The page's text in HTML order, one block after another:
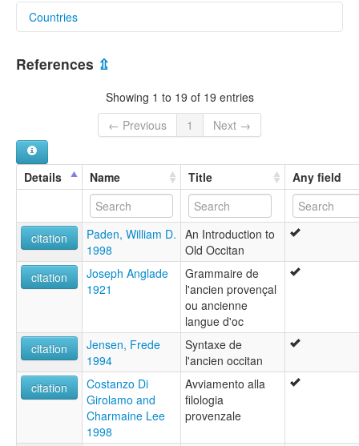
lexvo:
Antico occitano [it]
Occitan ancian [oc]
Old Occitan (to 1500) [en]
Old Occitan [en]
Old Provençal (to 1500) [en]
Old Provençal [en]
provençal ancien (jusqu'à 1500) [fr]
multitree:
Old Occitanian
Old Provençal
Countries
References ⇫
Showing 1 to 19 of 19 entries
← Previous
1 Next →
Details Name Title Any field
citation
Paden, William D.
1998
An Introduction to
Old Occitan
citation
Joseph Anglade
1921
Grammaire de
l'ancien provençal
ou ancienne
langue d'oc
citation
Jensen, Frede
1994
Syntaxe de
l'ancien occitan
citation
Costanzo Di
Girolamo and
Charmaine Lee
1998
Avviamento alla
filologia
provenzale